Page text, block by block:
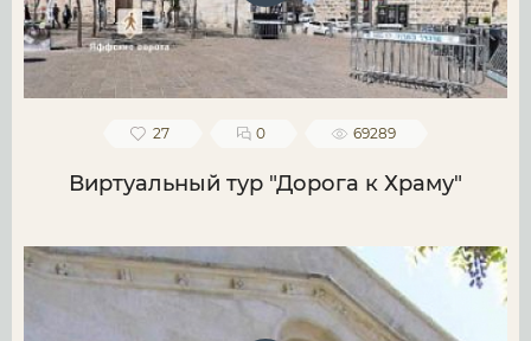
27 0 69289
Виртуальный тур "Дорога к Храму"